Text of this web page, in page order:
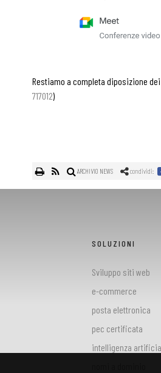
Restiamo a completa diposizione
717012)
ARCHIVIO NEWS condividi:
SOLUZIONI
Sviluppo siti web
e-commerce
posta elettronica
pec certificata
intelligenza